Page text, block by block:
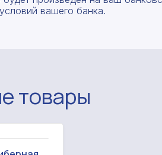
вашего банка.
товары